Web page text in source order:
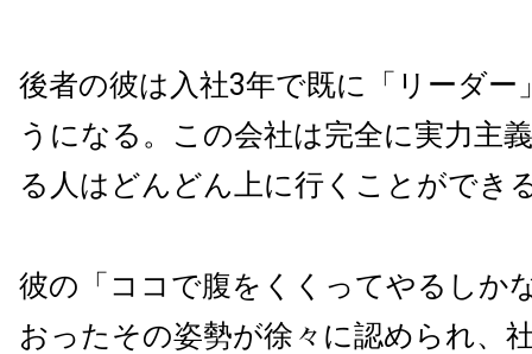
後者の彼は入社3年で既に「リーダー
うになる。この会社は完全に実力主
る人はどんどん上に行くことができ
彼の「ココで腹をくくってやるしか
おったその姿勢が徐々に認められ、